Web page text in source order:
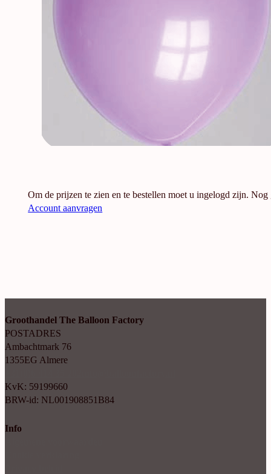
Om de prijzen te zien en te bestellen moet u ingelogd zijn. Nog
Account aanvragen
Groothandel The Balloon Factory
POSTADRES
Ambachtmark 76
1355EG Almere
KvK: 59199660
BRW-id: NL001908851B84
Info